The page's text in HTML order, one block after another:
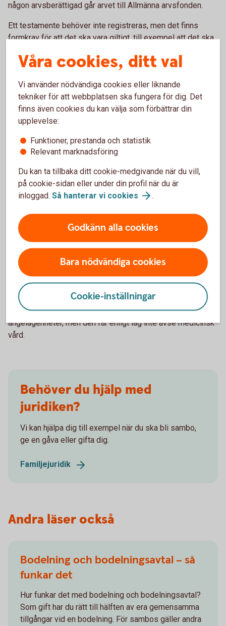
någon arvsberättigad går arvet till Allmänna arvsfonden.
Ett testamente behöver inte registreras, men det finns
formkrav för att det ska vara giltigt, till exempel att det ska
två vittnen.
Särkullbarn
För gifta par som har gemensamma barn gäller att den
efterlevande partnern ärver allt. Men om den avlidne
efterlämnar barn från tidigare förhållanden, så kallade
särkullbarn, har de alltid rätt att få ut sin arvslott direkt då
del i arvet måste niskriva etttestamente
Ett särkullbarn kan välja att avstå från sin laglott/arvslott till
sitt arv när denne har gått bort.
Framtidsfullmakt
Genom att upprätta enframtidsfullmakt
kan du
bestämma vem som ska få rätten att fatta beslut åt dig när
du inte själv har möjlighet, till exempel på grund av sjukdom.
Framtidsfullmakten kan gälla ekonomiska och personliga
angelägenheter, men den får enligt lag inte avse medicinsk
vård.
Behöver du hjälp med
juridiken?
Vi kan hjälpa dig till exempel när du ska bli sambo,
ge en gåva eller gifta dig.
Familjejuridik
Andra läser också
Bodelning och bodelningsavtal – så
funkar det
Hur funkar det med bodelning och bodelningsavtal?
Som gift har du rätt till hälften av era gemensamma
tillgångar vid en bodelning. För sambos gäller andra
Våra cookies, ditt val
Vi använder nödvändiga cookies eller liknande
tekniker för att webbplatsen ska fungera för dig. Det
finns även cookies du kan välja som förbättrar din
upplevelse:
Funktioner, prestanda och statistik
Relevant marknadsföring
Du kan ta tillbaka ditt cookie-medgivande när du vill,
på cookie-sidan eller under din profil när du är
inloggad. Så hanterar vi cookies .
Godkänn alla cookies
Bara nödvändiga cookies
Cookie-inställningar